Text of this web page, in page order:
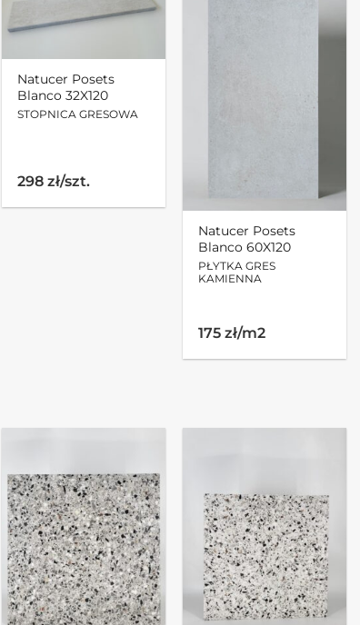
Natucer Posets
Blanco 32X120
STOPNICA GRESOWA
298 zł/szt.
Natucer Posets
Blanco 60X120
PŁYTKA GRES
KAMIENNA
175 zł/m2